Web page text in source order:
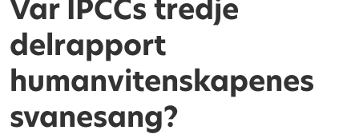
Var IPCCs tredje
delrapport
humanvitenskapenes
svanesang?